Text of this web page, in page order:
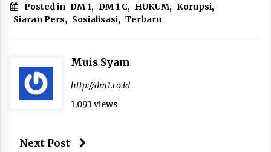
Posted in DM 1, DM 1 C, HUKUM, Korupsi,
Siaran Pers, Sosialisasi, Terbaru
Muis Syam
http://dm1.co.id
1,093 views
Next Post